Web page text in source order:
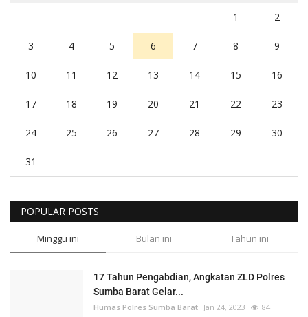
1
2
3 4 5 6 7 8 9
10 11 12 13 14 15 16
17 18 19 20 21 22 23
24 25 26 27 28 29 30
31
POPULAR POSTS
Minggu ini Bulan ini Tahun ini
17 Tahun Pengabdian, Angkatan ZLD Polres
Sumba Barat Gelar...
Humas Polres Sumba Barat Jan 24, 2023 84